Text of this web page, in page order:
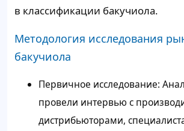
в классификации бакучиола.
Методология исследования
бакучиола
Первичное исследование:
провели интервью с
дистрибьюторами,